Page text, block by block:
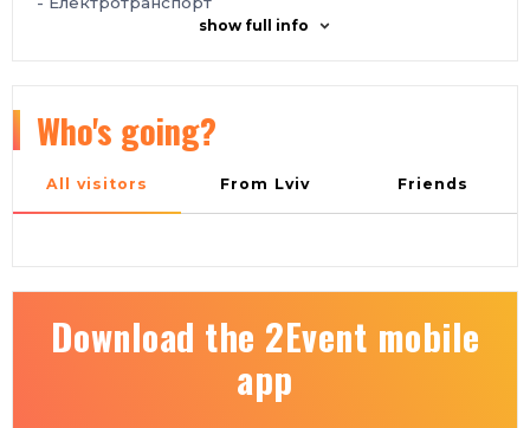
Автоматизація, поштомати та термінали
самообслуговування
Програмне забезпечення, управління логістикою,
Інтернет речей (IoT)
Україна, м. Київ, Міжнародний виставковий центр,
show full info
Who's going?
All visitors From Lviv Friends
Download the 2Event mobile
app